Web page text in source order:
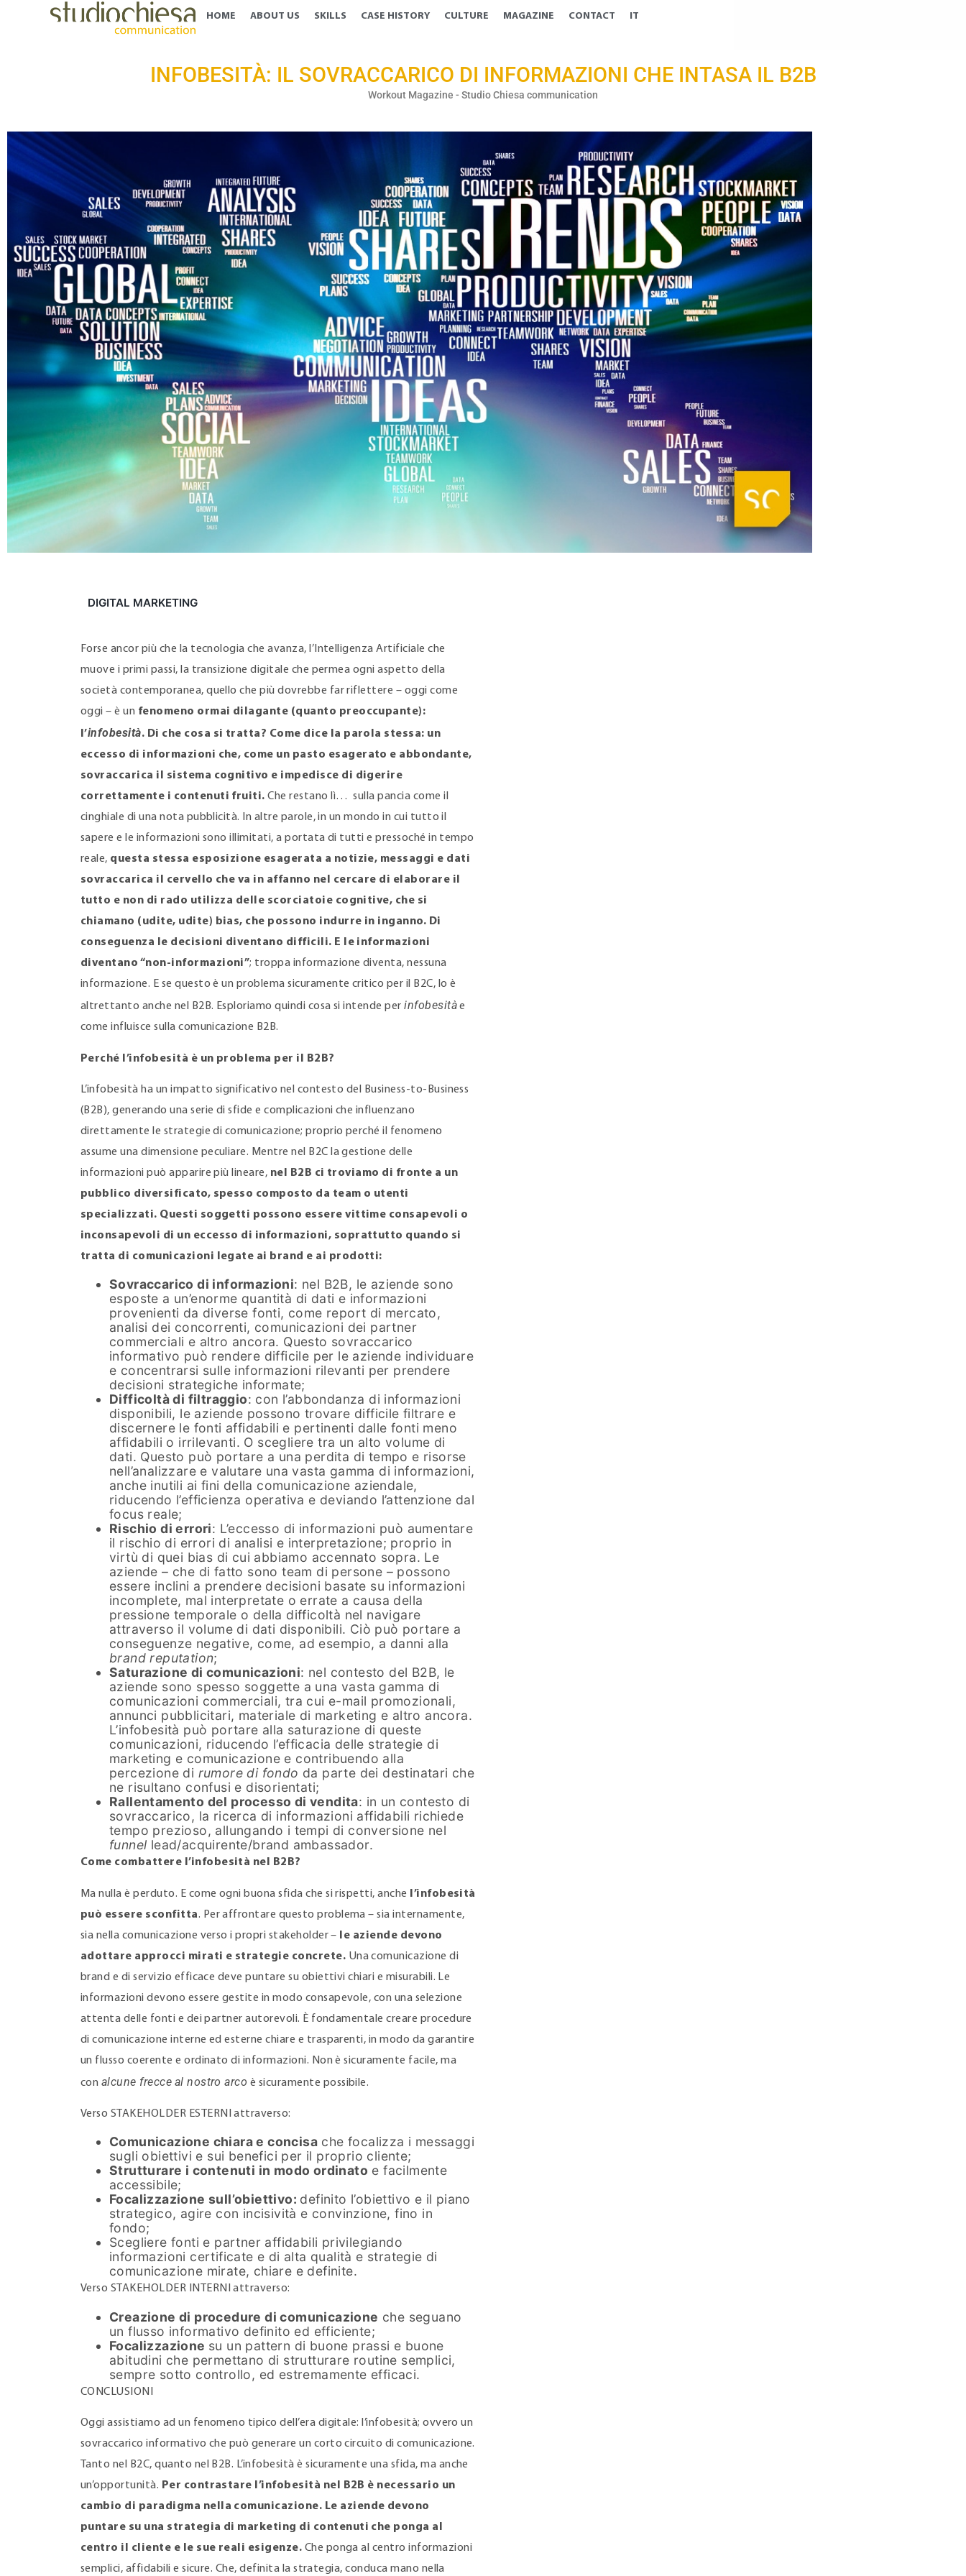
HOME ABOUT US SKILLS CASE HISTORY CULTURE MAGAZINE CONTACT IT
INFOBESITÀ: IL SOVRACCARICO DI INFORMAZIONI CHE INTASA IL B2B
Workout Magazine - Studio Chiesa communication
DIGITAL MARKETING
Forse ancor più che la tecnologia che avanza, l’Intelligenza Artificiale che
muove i primi passi, la transizione digitale che permea ogni aspetto della
società contemporanea, quello che più dovrebbe far riflettere – oggi come
oggi – è un fenomeno ormai dilagante (quanto preoccupante):
l’infobesità. Di che cosa si tratta? Come dice la parola stessa: un
eccesso di informazioni che, come un pasto esagerato e abbondante,
sovraccarica il sistema cognitivo e impedisce di digerire
correttamente i contenuti fruiti. Che restano lì… sulla pancia come il
cinghiale di una nota pubblicità. In altre parole, in un mondo in cui tutto il
sapere e le informazioni sono illimitati, a portata di tutti e pressoché in tempo
reale, questa stessa esposizione esagerata a notizie, messaggi e dati
sovraccarica il cervello che va in affanno nel cercare di elaborare il
tutto e non di rado utilizza delle scorciatoie cognitive, che si
chiamano (udite, udite) bias, che possono indurre in inganno. Di
conseguenza le decisioni diventano difficili. E le informazioni
diventano “non-informazioni”; troppa informazione diventa, nessuna
informazione. E se questo è un problema sicuramente critico per il B2C, lo è
altrettanto anche nel B2B. Esploriamo quindi cosa si intende perinfobesitàe
come influisce sulla comunicazione B2B.
Perché l’infobesità è un problema per il B2B?
L’infobesità ha un impatto significativo nel contesto del Business-to-Business
(B2B), generando una serie di sfide e complicazioni che influenzano
direttamente le strategie di comunicazione; proprio perché il fenomeno
assume una dimensione peculiare. Mentre nel B2C la gestione delle
informazioni può apparire più lineare, nel B2B ci troviamo di fronte a un
pubblico diversificato, spesso composto da team o utenti
specializzati. Questi soggetti possono essere vittime consapevoli o
inconsapevoli di un eccesso di informazioni, soprattutto quando si
tratta di comunicazioni legate ai brand e ai prodotti:
Sovraccarico di informazioni: nel B2B, le aziende sono
esposte a un’enorme quantità di dati e informazioni
provenienti da diverse fonti, come report di mercato,
analisi dei concorrenti, comunicazioni dei partner
commerciali e altro ancora. Questo sovraccarico
informativo può rendere difficile per le aziende individuare
e concentrarsi sulle informazioni rilevanti per prendere
decisioni strategiche informate;
Difficoltà di filtraggio: con l’abbondanza di informazioni
disponibili, le aziende possono trovare difficile filtrare e
discernere le fonti affidabili e pertinenti dalle fonti meno
affidabili o irrilevanti. O scegliere tra un alto volume di
dati. Questo può portare a una perdita di tempo e risorse
nell’analizzare e valutare una vasta gamma di informazioni,
anche inutili ai fini della comunicazione aziendale,
riducendo l’efficienza operativa e deviando l’attenzione dal
focus reale;
Rischio di errori: L’eccesso di informazioni può aumentare
il rischio di errori di analisi e interpretazione; proprio in
virtù di quei bias di cui abbiamo accennato sopra. Le
aziende – che di fatto sono team di persone – possono
essere inclini a prendere decisioni basate su informazioni
incomplete, mal interpretate o errate a causa della
pressione temporale o della difficoltà nel navigare
attraverso il volume di dati disponibili. Ciò può portare a
conseguenze negative, come, ad esempio, a danni alla
brand reputation;
Saturazione di comunicazioni: nel contesto del B2B, le
aziende sono spesso soggette a una vasta gamma di
comunicazioni commerciali, tra cui e-mail promozionali,
annunci pubblicitari, materiale di marketing e altro ancora.
L’infobesità può portare alla saturazione di queste
comunicazioni, riducendo l’efficacia delle strategie di
marketing e comunicazione e contribuendo alla
percezione di rumore di fondo da parte dei destinatari che
ne risultano confusi e disorientati;
Rallentamento del processo di vendita: in un contesto di
sovraccarico, la ricerca di informazioni affidabili richiede
tempo prezioso, allungando i tempi di conversione nel
funnel lead/acquirente/brand ambassador.
Come combattere l’infobesità nel B2B?
Ma nulla è perduto. E come ogni buona sfida che si rispetti, anche
l’infobesità
può essere sconfitta. Per affrontare questo problema – sia internamente,
sia nella comunicazione verso i propri stakeholder –
le aziende devono
adottare approcci mirati e strategie concrete. Una comunicazione di
brand e di servizio efficace deve puntare su obiettivi chiari e misurabili. Le
informazioni devono essere gestite in modo consapevole, con una selezione
attenta delle fonti e dei partner autorevoli. È fondamentale creare procedure
di comunicazione interne ed esterne chiare e trasparenti, in modo da garantire
un flusso coerente e ordinato di informazioni. Non è sicuramente facile, ma
con alcune frecce al nostro arco è sicuramente possibile.
Verso STAKEHOLDER ESTERNI attraverso:
Comunicazione chiara e concisa che focalizza i messaggi
sugli obiettivi e sui benefici per il proprio cliente;
Strutturare i contenuti in modo ordinato e facilmente
accessibile;
Focalizzazione sull’obiettivo: definito l’obiettivo e il piano
strategico, agire con incisività e convinzione, fino in
fondo;
Scegliere fonti e partner affidabili privilegiando
informazioni certificate e di alta qualità e strategie di
comunicazione mirate, chiare e definite.
Verso STAKEHOLDER INTERNI attraverso:
Creazione di procedure di comunicazione che seguano
un flusso informativo definito ed efficiente;
Focalizzazione su un pattern di buone prassi e buone
abitudini che permettano di strutturare routine semplici,
sempre sotto controllo, ed estremamente efficaci.
CONCLUSIONI
Oggi assistiamo ad un fenomeno tipico dell’era digitale: l’infobesità; ovvero un
sovraccarico informativo che può generare un corto circuito di comunicazione.
Tanto nel B2C, quanto nel B2B. L’infobesità è sicuramente una sfida, ma anche
un’opportunità. Per contrastare l’infobesità nel B2B è necessario un
cambio di paradigma nella comunicazione. Le aziende devono
puntare su una strategia di marketing di contenuti che ponga al
centro il cliente e le sue reali esigenze. Che ponga al centro informazioni
semplici, affidabili e sicure. Che, definita la strategia, conduca mano nella